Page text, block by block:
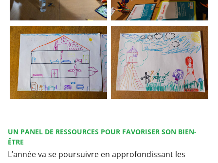
UN PANEL DE RESSOURCES POUR FAVORISER SON BIEN-
ÊTRE
L’année va se poursuivre en approfondissant les